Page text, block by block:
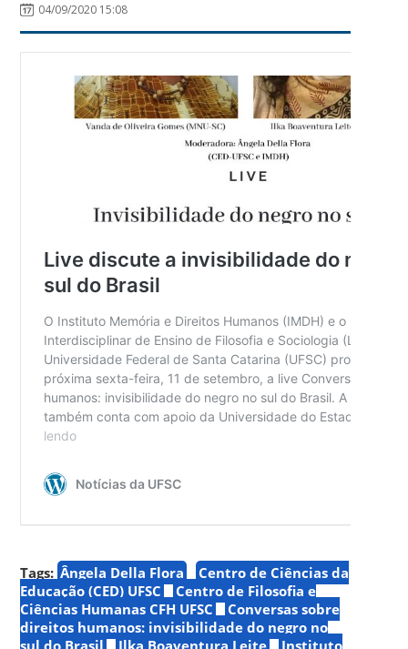
04/09/2020 15:08
Tags: Ângela Della Flora
Centro de Ciências da
Educação (CED) UFSC
Centro de Filosofia e
Ciências Humanas CFH UFSC
Conversas sobre
direitos humanos: invisibilidade do negro no
sul do Brasil
Ilka Boaventura Leite Instituto